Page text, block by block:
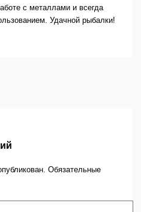
с металлами и всегда
Удачной рыбалки!
Обязательные